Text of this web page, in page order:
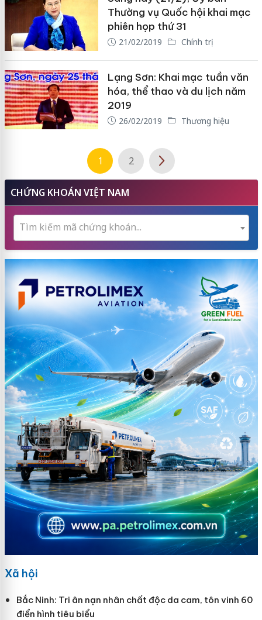
Thường vụ Quốc hội khai mạc
phiên họp thứ 31
21/02/2019 Chính trị
Lạng Sơn: Khai mạc tuần văn
hóa, thể thao và du lịch năm
2019
26/02/2019 Thương hiệu
1 2
CHỨNG KHOÁN VIỆT NAM
Tìm kiếm mã chứng khoán...
Xã hội
Bắc Ninh: Tri ân nạn nhân chất độc da cam, tôn vinh 60
điển hình tiêu biểu